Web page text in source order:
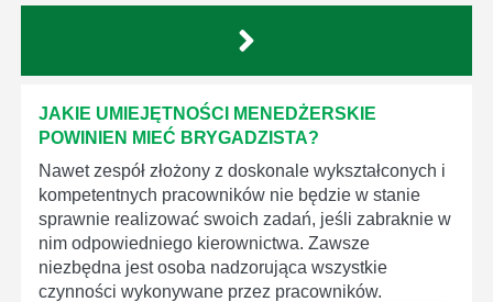
JAKIE UMIEJĘTNOŚCI MENEDŻERSKIE
POWINIEN MIEĆ BRYGADZISTA?
Nawet zespół złożony z doskonale wykształconych i
kompetentnych pracowników nie będzie w stanie
sprawnie realizować swoich zadań, jeśli zabraknie w
nim odpowiedniego kierownictwa. Zawsze
niezbędna jest osoba nadzorująca wszystkie
czynności wykonywane przez pracowników.